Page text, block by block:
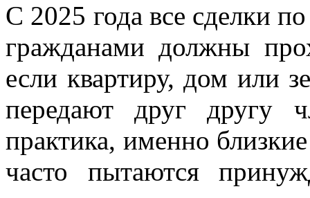
С 2025 года все сделки
гражданами должны
если квартиру, дом или
передают друг другу
практика, именно
часто пытаются